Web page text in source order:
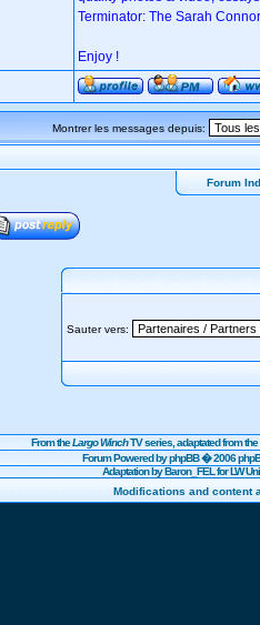
Terminator: The Sarah
Enjoy !
Montrer les messages depuis:
Forum
Sauter vers:
From theLargo WinchTV series, adaptated from
Forum Powered byphpBB� 2006
Adaptation by Baron_FEL for LW
Modifications and content